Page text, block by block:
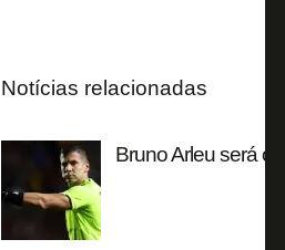
Notícias relacionadas
Bruno Arleu será o